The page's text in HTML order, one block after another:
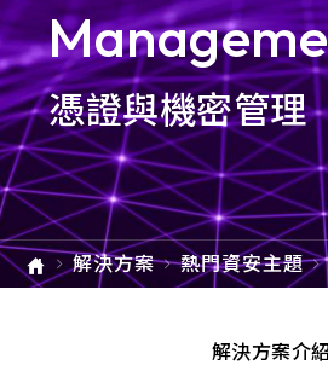
SSH
Security
e-SOFT
ARMIS
憑證與機密管理
解決方案 熱門資安主題
解決方案介紹